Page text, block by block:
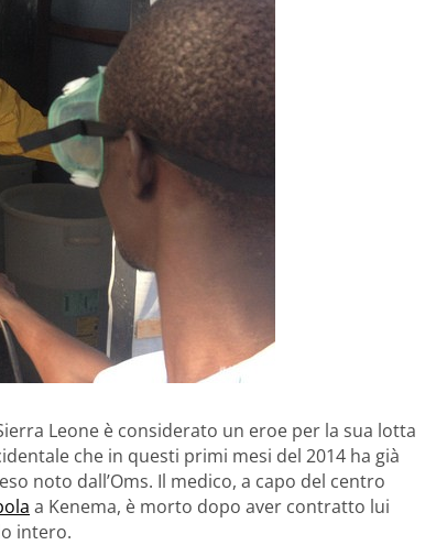
Leone è considerato un eroe per la sua lotta
che in questi primi mesi del 2014 ha già
noto dall’Oms. Il medico, a capo del centro
a Kenema, è morto dopo aver contratto lui
intero.